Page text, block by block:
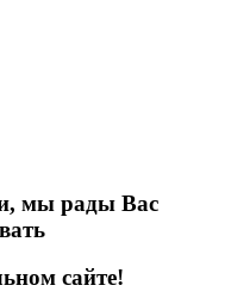
мы рады Вас
сайте!